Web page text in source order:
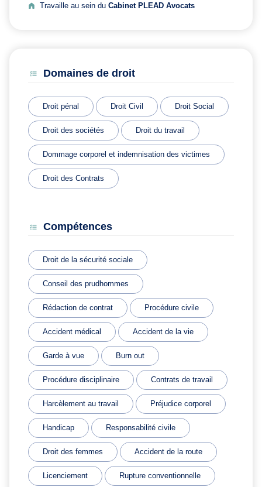
Travaille au sein du Cabinet PLEAD Avocats
Domaines de droit
Droit pénal Droit Civil Droit Social
Droit des sociétés Droit du travail
Dommage corporel et indemnisation des victimes
Droit des Contrats
Compétences
Droit de la sécurité sociale
Conseil des prudhommes
Rédaction de contrat Procédure civile
Accident médical Accident de la vie
Garde à vue Burn out
Procédure disciplinaire Contrats de travail
Harcèlement au travail Préjudice corporel
Handicap Responsabilité civile
Droit des femmes Accident de la route
Licenciement Rupture conventionnelle